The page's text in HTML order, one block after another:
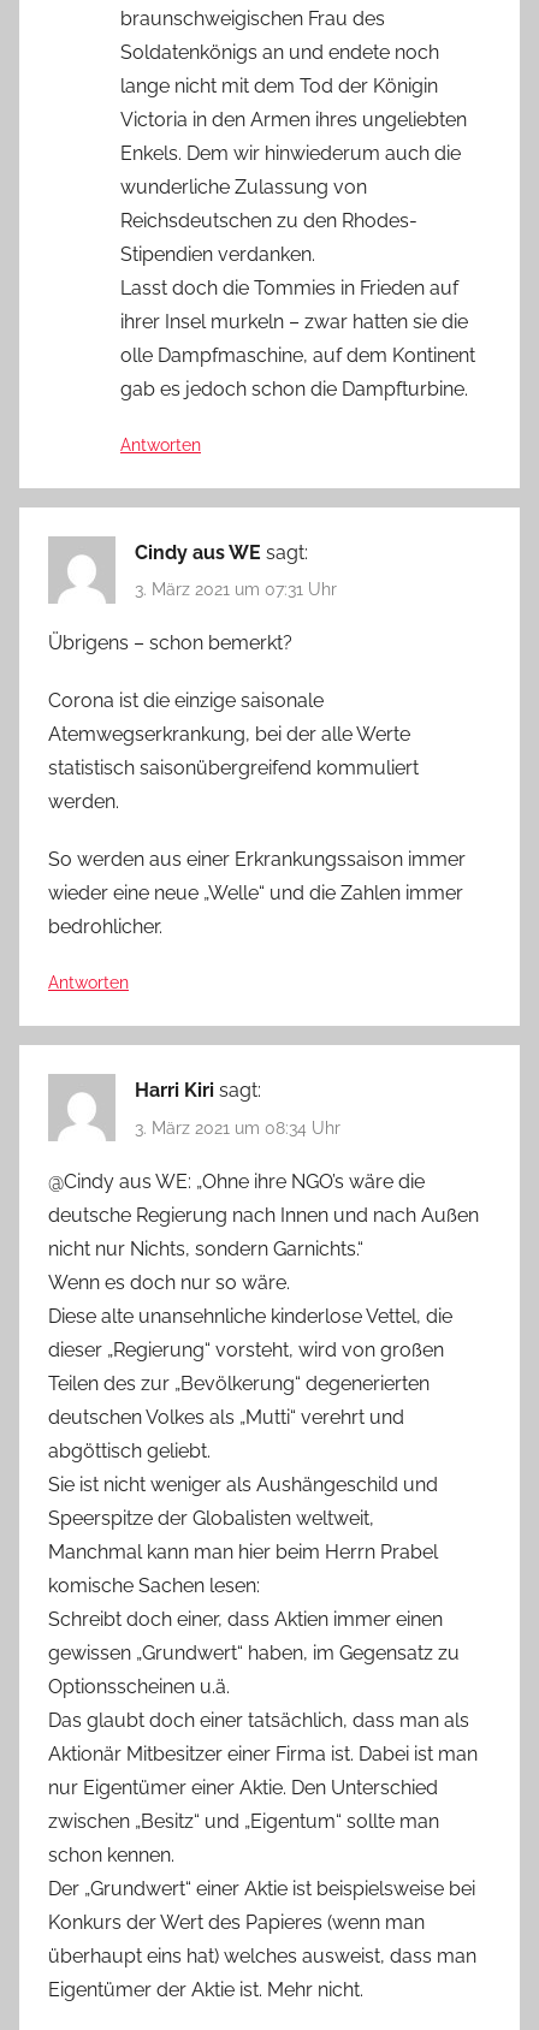
braunschweigischen Frau des
Soldatenkönigs an und endete noch
lange nicht mit dem Tod der Königin
Victoria in den Armen ihres ungeliebten
Enkels. Dem wir hinwiederum auch die
wunderliche Zulassung von
Reichsdeutschen zu den Rhodes-
Stipendien verdanken.
Lasst doch die Tommies in Frieden auf
ihrer Insel murkeln – zwar hatten sie die
olle Dampfmaschine, auf dem Kontinent
gab es jedoch schon die Dampfturbine.
Antworten
Cindy aus WE sagt:
3. März 2021 um 07:31 Uhr
Übrigens – schon bemerkt?
Corona ist die einzige saisonale
Atemwegserkrankung, bei der alle Werte
statistisch saisonübergreifend kommuliert
werden.
So werden aus einer Erkrankungssaison immer
wieder eine neue „Welle“ und die Zahlen immer
bedrohlicher.
Antworten
Harri Kiri sagt:
3. März 2021 um 08:34 Uhr
@Cindy aus WE: „Ohne ihre NGO’s wäre die
deutsche Regierung nach Innen und nach Außen
nicht nur Nichts, sondern Garnichts.“
Wenn es doch nur so wäre.
Diese alte unansehnliche kinderlose Vettel, die
dieser „Regierung“ vorsteht, wird von großen
Teilen des zur „Bevölkerung“ degenerierten
deutschen Volkes als „Mutti“ verehrt und
abgöttisch geliebt.
Sie ist nicht weniger als Aushängeschild und
Speerspitze der Globalisten weltweit,
Manchmal kann man hier beim Herrn Prabel
komische Sachen lesen:
Schreibt doch einer, dass Aktien immer einen
gewissen „Grundwert“ haben, im Gegensatz zu
Optionsscheinen u.ä.
Das glaubt doch einer tatsächlich, dass man als
Aktionär Mitbesitzer einer Firma ist. Dabei ist man
nur Eigentümer einer Aktie. Den Unterschied
zwischen „Besitz“ und „Eigentum“ sollte man
schon kennen.
Der „Grundwert“ einer Aktie ist beispielsweise bei
Konkurs der Wert des Papieres (wenn man
überhaupt eins hat) welches ausweist, dass man
Eigentümer der Aktie ist. Mehr nicht.